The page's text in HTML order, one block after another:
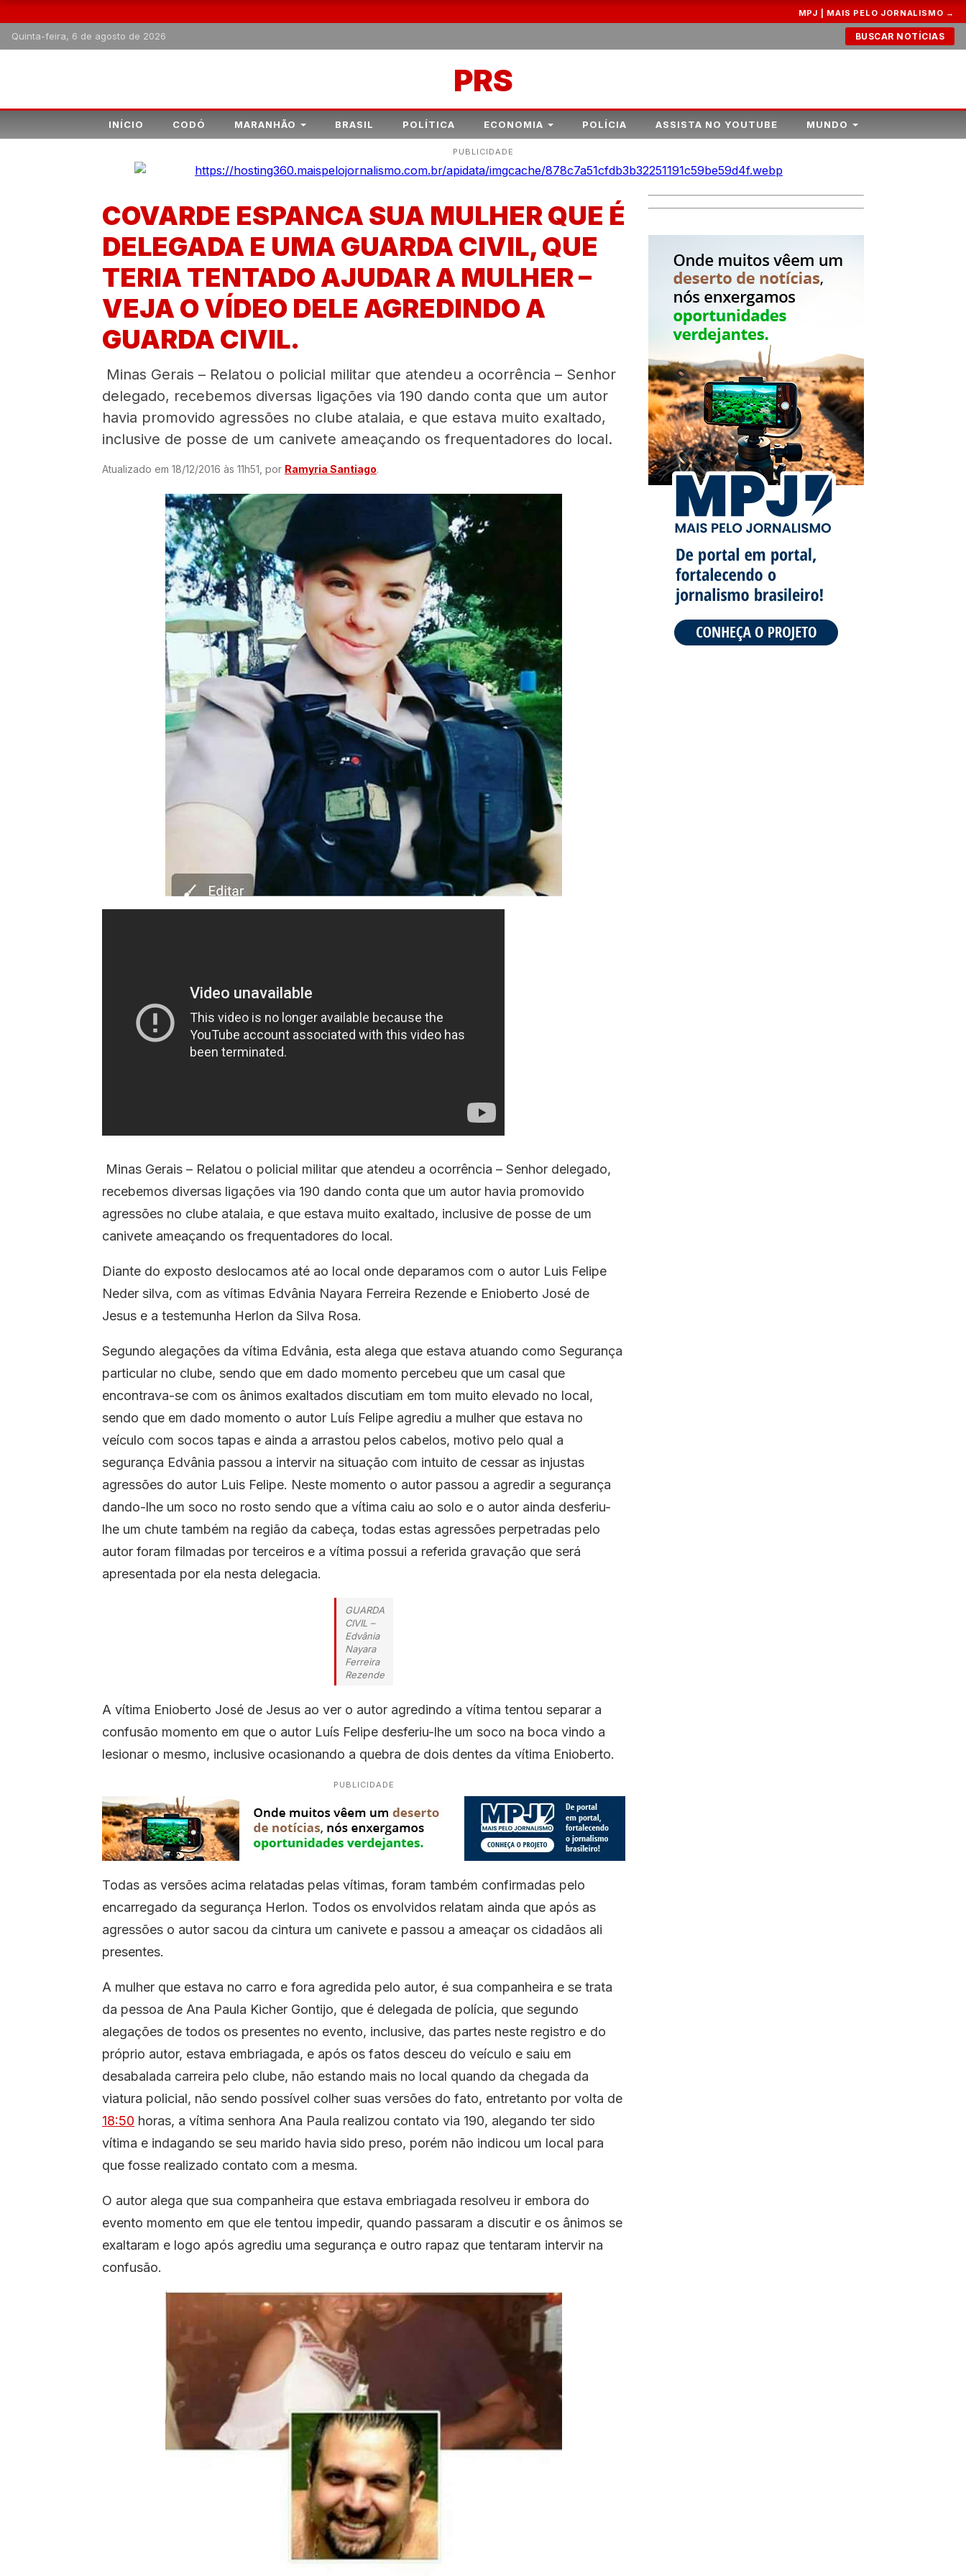
MPJ | MAIS PELO JORNALISMO →
Quinta-feira, 6 de agosto de 2026 BUSCAR NOTÍCIAS
PRS
INÍCIO CODÓ MARANHÃO BRASIL POLÍTICA ECONOMIA POLÍCIA ASSISTA NO YOUTUBE MUNDO
PUBLICIDADE
COVARDE ESPANCA SUA MULHER QUE É
DELEGADA E UMA GUARDA CIVIL, QUE
TERIA TENTADO AJUDAR A MULHER –
VEJA O VÍDEO DELE AGREDINDO A
GUARDA CIVIL.
Minas Gerais – Relatou o policial militar que atendeu a ocorrência – Senhor
delegado, recebemos diversas ligações via 190 dando conta que um autor
havia promovido agressões no clube atalaia, e que estava muito exaltado,
inclusive de posse de um canivete ameaçando os frequentadores do local.
Atualizado em 18/12/2016 às 11h51, por Ramyria Santiago.
Minas Gerais – Relatou o policial militar que atendeu a ocorrência – Senhor delegado,
recebemos diversas ligações via 190 dando conta que um autor havia promovido
agressões no clube atalaia, e que estava muito exaltado, inclusive de posse de um
canivete ameaçando os frequentadores do local.
Diante do exposto deslocamos até ao local onde deparamos com o autor Luis Felipe
Neder silva, com as vítimas Edvânia Nayara Ferreira Rezende e Enioberto José de
Jesus e a testemunha Herlon da Silva Rosa.
Segundo alegações da vítima Edvânia, esta alega que estava atuando como Segurança
particular no clube, sendo que em dado momento percebeu que um casal que
encontrava-se com os ânimos exaltados discutiam em tom muito elevado no local,
sendo que em dado momento o autor Luís Felipe agrediu a mulher que estava no
veículo com socos tapas e ainda a arrastou pelos cabelos, motivo pelo qual a
segurança Edvânia passou a intervir na situação com intuito de cessar as injustas
agressões do autor Luis Felipe. Neste momento o autor passou a agredir a segurança
dando-lhe um soco no rosto sendo que a vítima caiu ao solo e o autor ainda desferiu-
lhe um chute também na região da cabeça, todas estas agressões perpetradas pelo
autor foram filmadas por terceiros e a vítima possui a referida gravação que será
apresentada por ela nesta delegacia.
GUARDA
CIVIL –
Edvânia
Nayara
Ferreira
Rezende
A vítima Enioberto José de Jesus ao ver o autor agredindo a vítima tentou separar a
confusão momento em que o autor Luís Felipe desferiu-lhe um soco na boca vindo a
lesionar o mesmo, inclusive ocasionando a quebra de dois dentes da vítima Enioberto.
PUBLICIDADE
Todas as versões acima relatadas pelas vítimas, foram também confirmadas pelo
encarregado da segurança Herlon. Todos os envolvidos relatam ainda que após as
agressões o autor sacou da cintura um canivete e passou a ameaçar os cidadãos ali
presentes.
A mulher que estava no carro e fora agredida pelo autor, é sua companheira e se trata
da pessoa de Ana Paula Kicher Gontijo, que é delegada de polícia, que segundo
alegações de todos os presentes no evento, inclusive, das partes neste registro e do
próprio autor, estava embriagada, e após os fatos desceu do veículo e saiu em
desabalada carreira pelo clube, não estando mais no local quando da chegada da
viatura policial, não sendo possível colher suas versões do fato, entretanto por volta de
18:50 horas, a vítima senhora Ana Paula realizou contato via 190, alegando ter sido
vítima e indagando se seu marido havia sido preso, porém não indicou um local para
que fosse realizado contato com a mesma.
O autor alega que sua companheira que estava embriagada resolveu ir embora do
evento momento em que ele tentou impedir, quando passaram a discutir e os ânimos se
exaltaram e logo após agrediu uma segurança e outro rapaz que tentaram intervir na
confusão.